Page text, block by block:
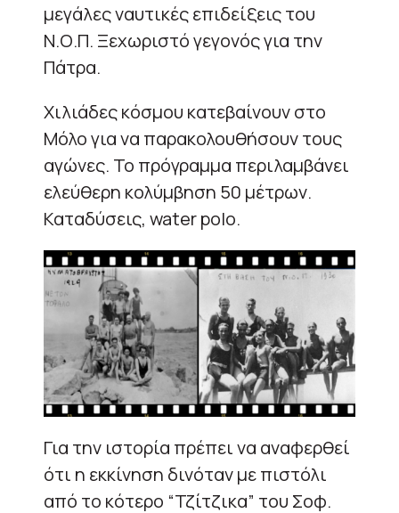
μεγάλες ναυτικές επιδείξεις του
Ν.Ο.Π. Ξεχωριστό γεγονός για την
Πάτρα.
Χιλιάδες κόσμου κατεβαίνουν στο
Μόλο για να παρακολουθήσουν τους
αγώνες. Το πρόγραμμα περιλαμβάνει
ελεύθερη κολύμβηση 50 μέτρων.
Καταδύσεις, water polo.
Για την ιστορία πρέπει να αναφερθεί
ότι η εκκίνηση δινόταν με πιστόλι
από το κότερο “Τζίτζικα” του Σοφ.